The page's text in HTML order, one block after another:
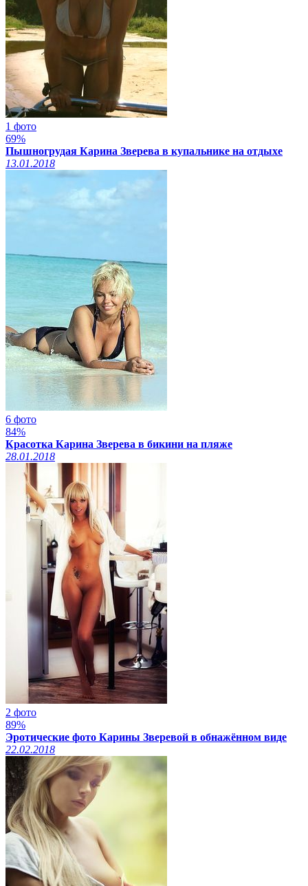
1 фото
69%
Пышногрудая Карина Зверева в купальнике на отдыхе
13.01.2018
6 фото
84%
Красотка Карина Зверева в бикини на пляже
28.01.2018
2 фото
89%
Эротические фото Карины Зверевой в обнажённом виде
22.02.2018